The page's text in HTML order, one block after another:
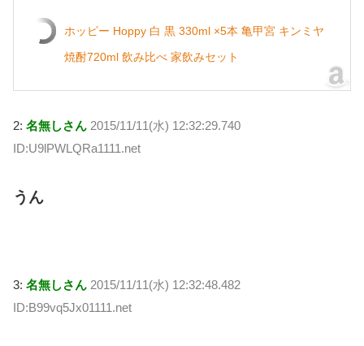
k
ホッピー Hoppy 白 黒 330ml ×5本 亀甲宮 キンミヤ
焼酎720ml 飲み比べ 家飲みセット
2: 名無しさん 2015/11/11(水) 12:32:29.740
ID:U9lPWLQRa1111.net
うん
3: 名無しさん 2015/11/11(水) 12:32:48.482
ID:B99vq5Jx01111.net